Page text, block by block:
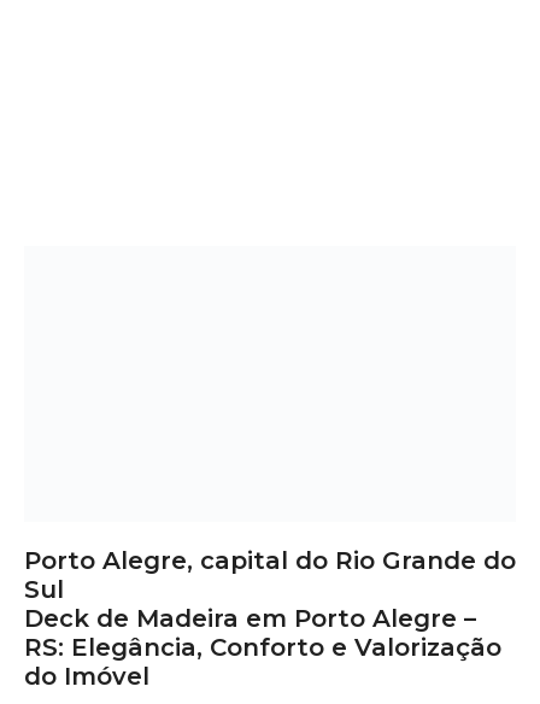
conforto térmico e valorização do imóvel. Ideal para
residências, coberturas, áreas comerciais e espaços de
lazer, o deck combina resistência e charme em ambientes
como piscinas, varandas gourmet, jardins e terraços.